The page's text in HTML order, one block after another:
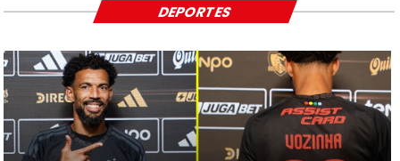
DEPORTES